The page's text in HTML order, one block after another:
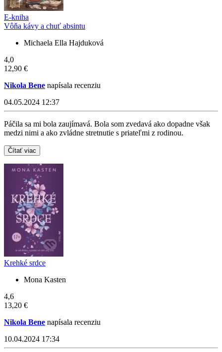
E-kniha
Vôňa kávy a chuť absintu
Michaela Ella Hajduková
4,0
12,90 €
Nikola Bene napísala recenziu
04.05.2024 12:37
Páčila sa mi bola zaujímavá. Bola som zvedavá ako dopadne však
medzi nimi a ako zvládne stretnutie s priateľmi z rodinou.
Čítať viac
Krehké srdce
Mona Kasten
4,6
13,20 €
Nikola Bene napísala recenziu
10.04.2024 17:34